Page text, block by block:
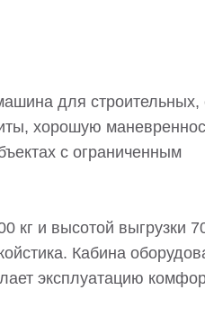
для строительных,
хорошую
с ограниченным
кг и высотой выгрузки
Кабина
эксплуатацию